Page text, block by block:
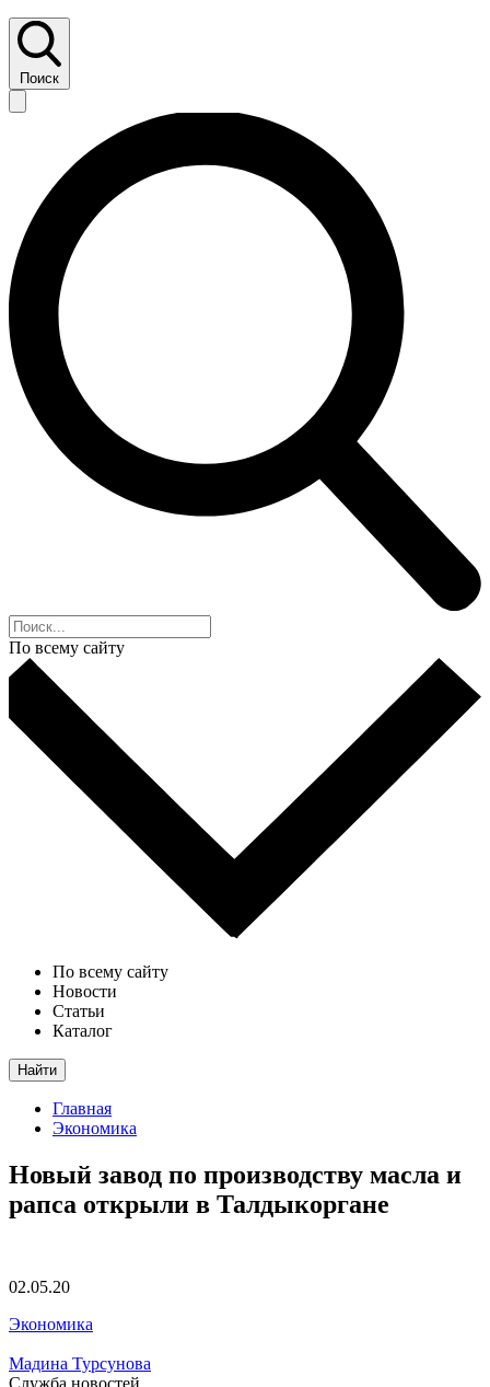
Поиск
По всему сайту
По всему сайту
Новости
Статьи
Каталог
Найти
Главная
Экономика
Новый завод по производству масла и
рапса открыли в Талдыкоргане
02.05.20
Экономика
Мадина Турсунова